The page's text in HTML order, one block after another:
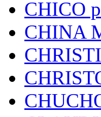
CHICO
CHINA